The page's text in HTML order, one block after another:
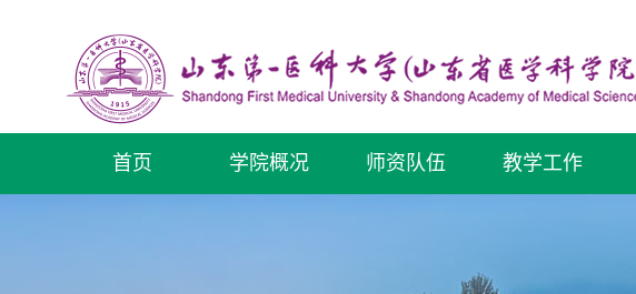
首页 学院概况 师资队伍 教学工作